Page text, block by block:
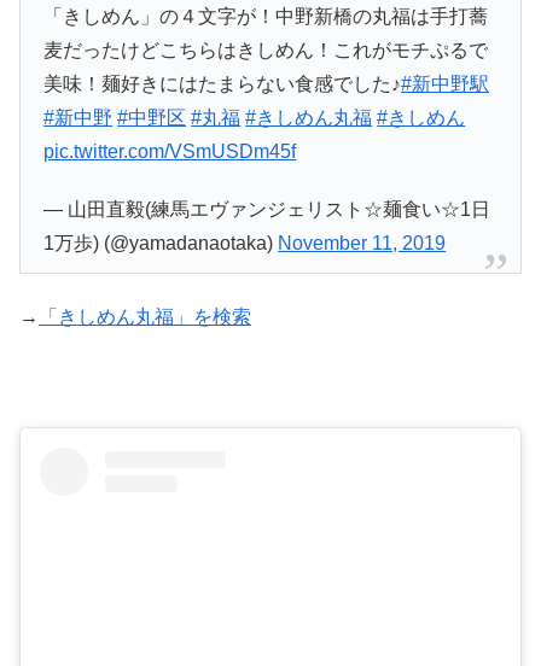
「きしめん」の４文字が！中野新橋の丸福は手打蕎
麦だったけどこちらはきしめん！これがモチぷるで
美味！麺好きにはたまらない食感でした♪#新中野駅
#新中野 #中野区 #丸福 #きしめん丸福 #きしめん
pic.twitter.com/VSmUSDm45f
— 山田直毅(練馬エヴァンジェリスト☆麺食い☆1日
1万歩) (@yamadanaotaka) November 11, 2019
→ 「きしめん丸福」を検索